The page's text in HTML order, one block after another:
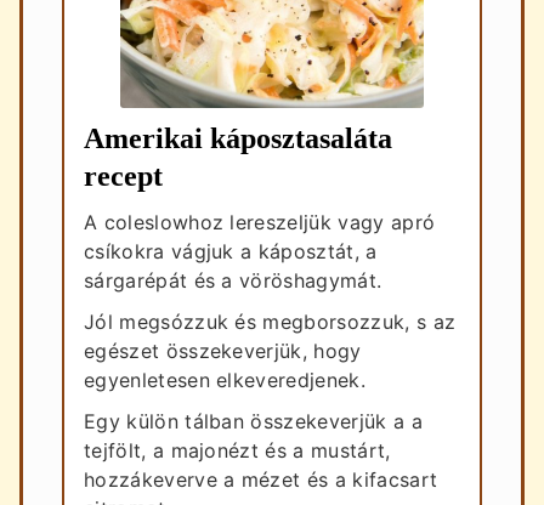
Amerikai káposztasaláta
recept
A coleslowhoz lereszeljük vagy apró
csíkokra vágjuk a káposztát, a
sárgarépát és a vöröshagymát.
Jól megsózzuk és megborsozzuk, s az
egészet összekeverjük, hogy
egyenletesen elkeveredjenek.
Egy külön tálban összekeverjük a a
tejfölt, a majonézt és a mustárt,
hozzákeverve a mézet és a kifacsart